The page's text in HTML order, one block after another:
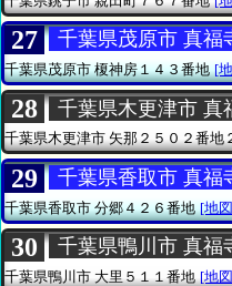
27 千葉県茂原市 真福
千葉県茂原市榎神房１４３番地 [
28 千葉県木更津市 真
千葉県木更津市矢那２５０２番地
29 千葉県香取市 真福
千葉県香取市分郷４２６番地 [地
30 千葉県鴨川市 真福
千葉県鴨川市 大里５１１番地 [地